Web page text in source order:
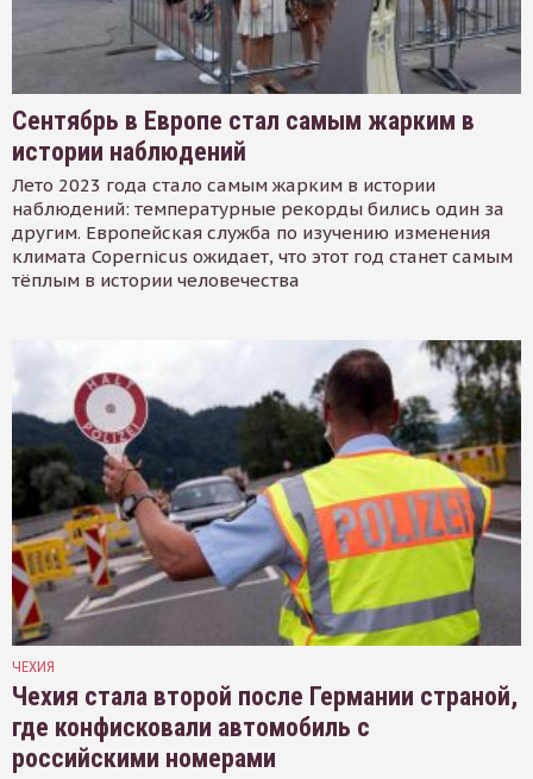
Сентябрь в Европе стал самым жарким в
истории наблюдений
Лето 2023 года стало самым жарким в истории
наблюдений: температурные рекорды бились один за
другим. Европейская служба по изучению изменения
климата Copernicus ожидает, что этот год станет самым
тёплым в истории человечества
ЧЕХИЯ
Чехия стала второй после Германии страной,
где конфисковали автомобиль с
российскими номерами